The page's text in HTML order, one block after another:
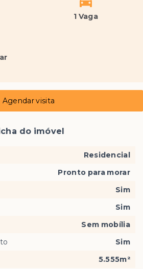
1 Vaga
Agendar visita
do imóvel
Residencial
Pronto para morar
Sim
Sim
Sem mobília
Sim
5.555m²